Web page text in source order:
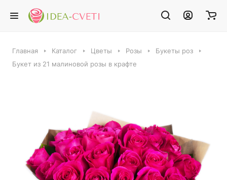
Главная Каталог Цветы Розы
Букеты роз
Букет из 21 малиновой розы в крафте